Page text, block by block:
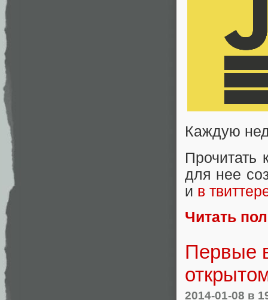
Каждую
для нее
и в
Читать
Первые
2014-01-08 в